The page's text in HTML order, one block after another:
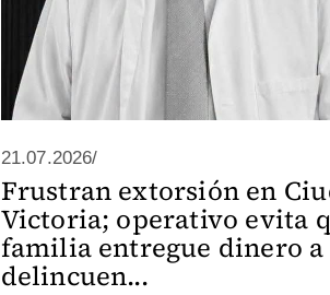
21.07.2026/
Frustran extorsión en
Victoria; operativo evita
familia entregue dinero a
delincuen...